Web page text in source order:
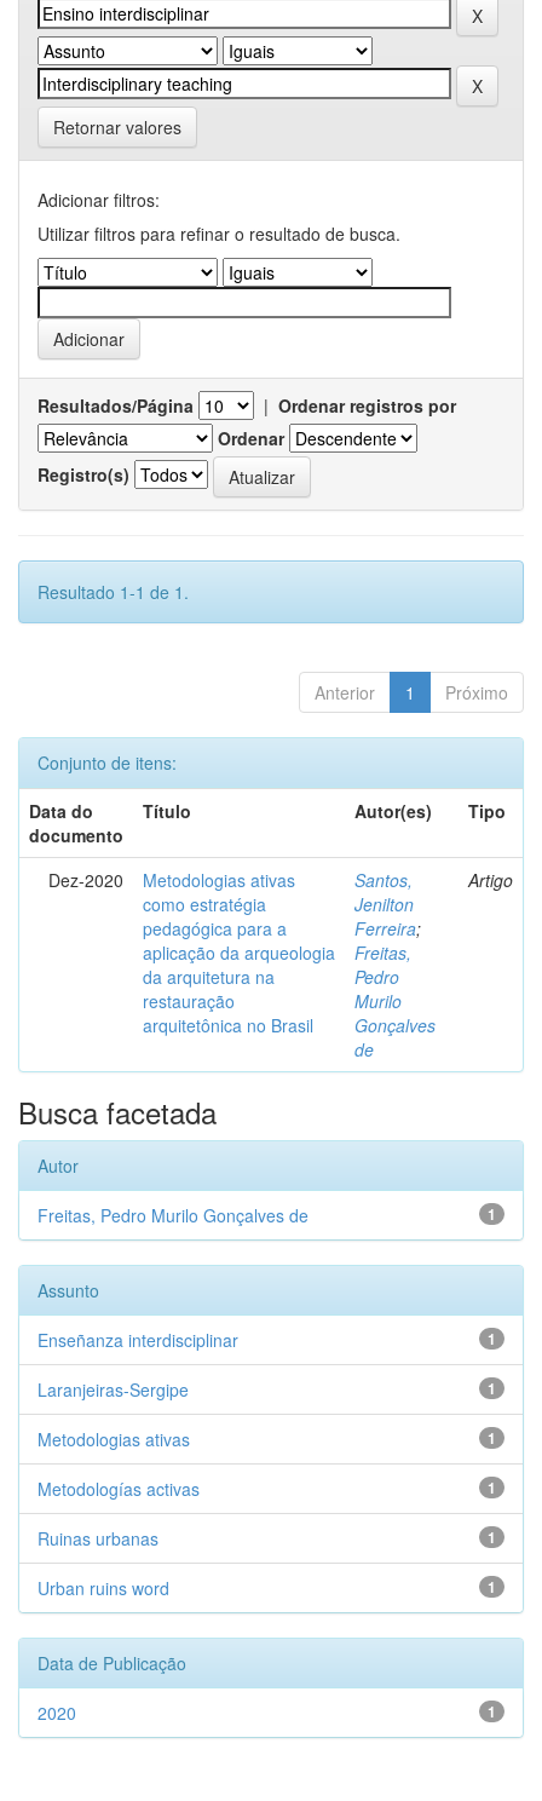
Retornar valores
Adicionar filtros:
Utilizar filtros para refinar o resultado de busca.
Resultados/Página | Ordenar registros por
Ordenar
Registro(s)
Resultado 1-1 de 1.
Anterior 1 Próximo
Conjunto de itens:
Data do
documento
Título Autor(es) Tipo
Dez-2020
Metodologias ativas
como estratégia
pedagógica para a
aplicação da arqueologia
da arquitetura na
restauração
arquitetônica no Brasil
Santos,
Jenilton
Ferreira;
Freitas,
Pedro
Murilo
Gonçalves
de
Artigo
Busca facetada
Autor
1
Freitas, Pedro Murilo Gonçalves de
Assunto
1
Enseñanza interdisciplinar
1
Laranjeiras-Sergipe
1
Metodologias ativas
1
Metodologías activas
1
Ruinas urbanas
1
Urban ruins word
Data de Publicação
1
2020